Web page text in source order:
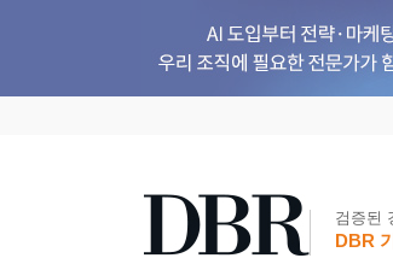
검증된
DBR